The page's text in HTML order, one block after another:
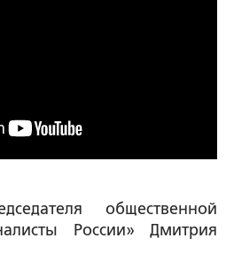
общественной
России» Дмитрия